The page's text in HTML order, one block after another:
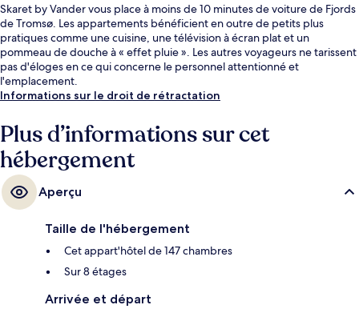
Skaret by Vander vous place à moins de 10 minutes de voiture de Fjords
de Tromsø. Les appartements bénéficient en outre de petits plus
pratiques comme une cuisine, une télévision à écran plat et un
pommeau de douche à « effet pluie ». Les autres voyageurs ne tarissent
pas d'éloges en ce qui concerne le personnel attentionné et
l'emplacement.
Informations sur le droit de rétractation
Plus d’informations sur cet
hébergement
Aperçu
Taille de l'hébergement
Cet appart'hôtel de 147 chambres
Sur 8 étages
Arrivée et départ